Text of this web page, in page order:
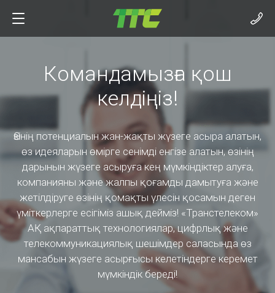
Командамызға қош
келдіңіз!
Өзінің потенциалын жан-жақты жүзеге асыра алатын,
өз идеяларын өмірге сенімді енгізе алатын, өзінің
дарынын жүзеге асыруға кең мүмкіндіктер алуға,
компанияны және жалпы қоғамды дамытуға және
жетілдіруге өзінің қомақты үлесін қосамын деген
үміткерлерге есігіміз ашық дейміз! «Транстелеком»
АҚ ақпараттық технологиялар, цифрлық және
телекоммуникациялық шешімдер саласында өз
мансабын жүзеге асырғысы келетіндерге керемет
мүмкіндік береді!